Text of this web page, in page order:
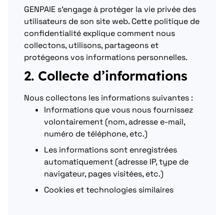
GENPAIE s’engage à protéger la vie privée des
utilisateurs de son site web. Cette politique de
confidentialité explique comment nous
collectons, utilisons, partageons et
protégeons vos informations personnelles.
2. Collecte d’informations
Nous collectons les informations suivantes :
Informations que vous nous fournissez
volontairement (nom, adresse e-mail,
numéro de téléphone, etc.)
Les informations sont enregistrées
automatiquement (adresse IP, type de
navigateur, pages visitées, etc.)
Cookies et technologies similaires